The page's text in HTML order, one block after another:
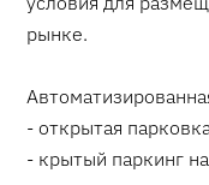
рынке.
- открытая
- крытый паркинг